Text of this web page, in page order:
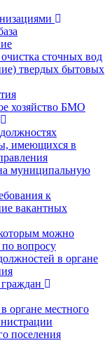
сточных вод
твердых бытовых
хозяйство БМО
имеющихся в
муниципальную
к
вакантных
можно
вопросу
в органе
органе местного
поселения